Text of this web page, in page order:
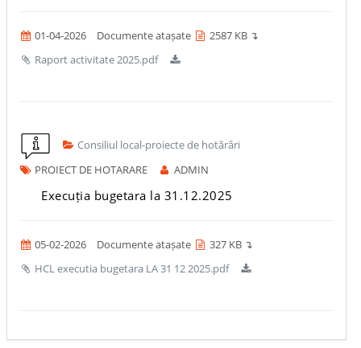
01-04-2026 Documente atașate
2587 KB ↴
Raport activitate 2025.pdf
Consiliul local-proiecte de hotărâri
PROIECT DE HOTARARE
ADMIN
Execuția bugetara la 31.12.2025
05-02-2026 Documente atașate
327 KB ↴
HCL executia bugetara LA 31 12 2025.pdf